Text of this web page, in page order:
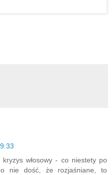
kryzys włosowy - co niestety po
nie dość, że rozjaśniane, to